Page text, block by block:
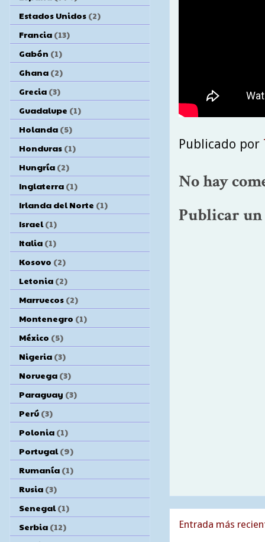
Publicado por
No hay
Publicar
Entrada más
Estados Unidos (2)
Francia (13)
Gabón (1)
Ghana (2)
Grecia (3)
Guadalupe (1)
Holanda (5)
Honduras (1)
Hungría (2)
Inglaterra (1)
Irlanda del Norte (1)
Israel (1)
Italia (1)
Kosovo (2)
Letonia (2)
Marruecos (2)
Montenegro (1)
México (5)
Nigeria (3)
Noruega (3)
Paraguay (3)
Perú (3)
Polonia (1)
Portugal (9)
Rumanía (1)
Rusia (3)
Senegal (1)
Serbia (12)